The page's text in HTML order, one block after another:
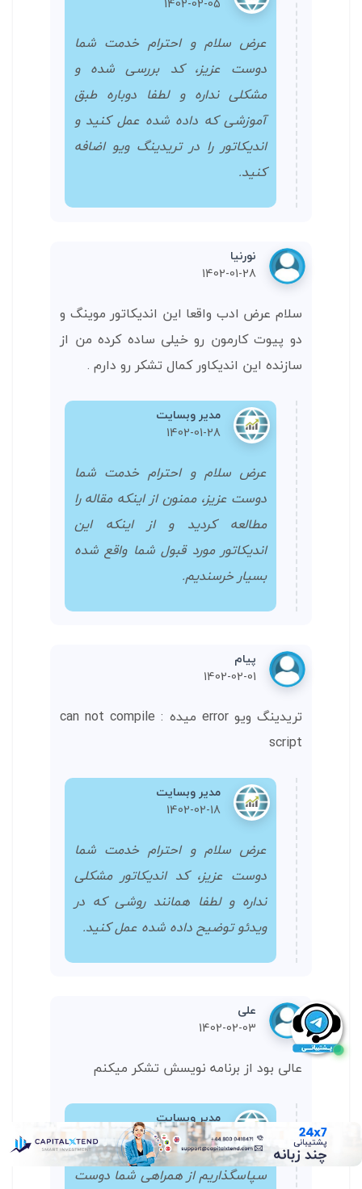
عرض سلام و احترام خدمت شما
دوست عزیز، کد بررسی شده و
مشکلی نداره و لطفا دوباره طبق
آموزشی که داده شده عمل کنید و
اندیکاتور را در تریدینگ ویو اضافه
کنید.
نورنیا
1402-01-28
سلام عرض ادب واقعا این اندیکاتور موینگ و
دو پیوت کارمون رو خیلی ساده کرده من از
سازنده این اندیکاور کمال تشکر رو دارم .
مدیر وبسایت
1402-01-28
عرض سلام و احترام خدمت شما
دوست عزیز، ممنون از اینکه مقاله را
مطالعه کردید و از اینکه این
اندیکاتور مورد قبول شما واقع شده
بسیار خرسندیم.
پیام
1402-02-01
تریدینگ ویو error میده : can not compile
script
مدیر وبسایت
1402-02-18
عرض سلام و احترام خدمت شما
دوست عزیز، کد اندیکاتور مشکلی
نداره و لطفا همانند روشی که در
ویدئو توضیح داده شده عمل کنید.
علی
1402-02-03
عالی بود از برنامه نویسش تشکر میکنم
مدیر وبسایت
1402-02-24
سپاسگذاریم از همراهی شما دوست